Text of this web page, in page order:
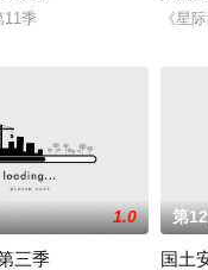
他弄坏了一个谢尔顿和莱
11季 《星
1.0
三季
第
国土